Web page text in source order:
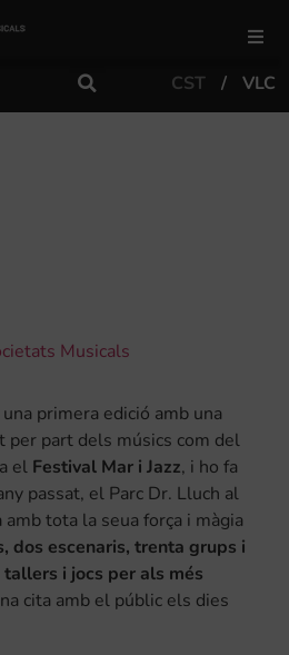
CST VLC
Musicals
primera edició amb una
per part dels músics com del
el Festival Mar i Jazz, i ho fa
passat, el Parc Dr. Lluch al
amb tota la seua força i màgia
dos escenaris, trenta grups i
i jocs per als més
cita amb el públic els dies